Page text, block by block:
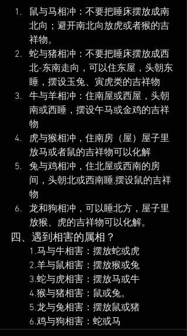
鼠与马相冲：不要把睡床摆放成南
北向；避开南北向放虎或者猴的吉
祥物。
蛇与猪相冲：不要把睡床摆放成西
北-东南走向，可以住东屋，头朝东
睡，摆设玉兔、寅虎类的吉祥物
牛与羊相冲：住南屋或西屋，头朝
南或西睡，摆设午马或金鸡的吉祥
物
虎与猴相冲，住南房（屋）屋子里
放马或者鼠的吉祥物可以化解
兔与鸡相冲，住北屋或西南的房
间，头朝北或西南睡,摆设鼠的吉祥
物
龙和狗相冲，可以睡北方，屋子里
放猴、虎的吉祥物可以化解。
四、遇到相害的属相？
        1.马与牛相害：摆放蛇或虎
        2.羊与鼠相害：摆放猴或兔
        3.蛇与虎相害：摆放马或牛
        4.猴与猪相害：鼠或兔。
        5.龙与兔相害：摆放鼠或猪
        6.鸡与狗相害：蛇或马